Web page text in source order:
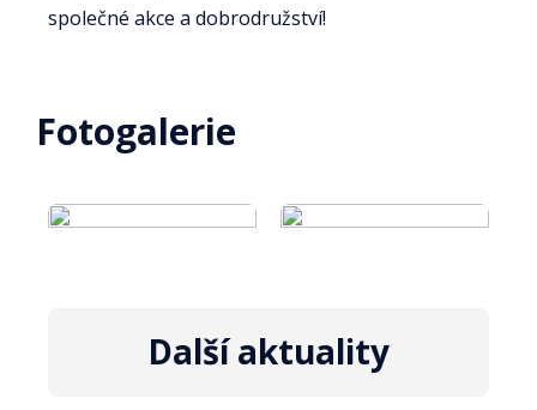
společné akce a dobrodružství!
Fotogalerie
Další aktuality